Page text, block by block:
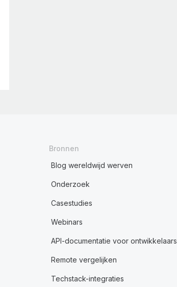
Bronnen
Blog wereldwijd werven
Onderzoek
Casestudies
Webinars
API-documentatie voor ontwikkelaars
Remote vergelijken
Techstack-integraties